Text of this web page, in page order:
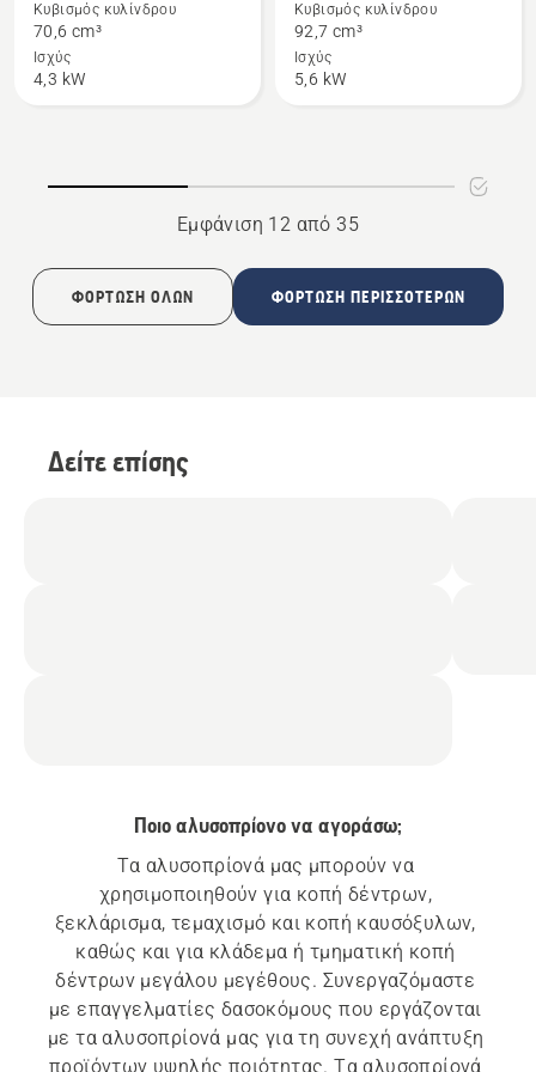
για
το
572 XP®
Κυβισμός κυλίνδρου
70,6 cm³
Ισχύς
4,3 kW
για
το
592 XP®
Κυβισμός κυλίνδρου
92,7 cm³
Ισχύς
5,6 kW
Εμφάνιση 12 από 35
ΦΌΡΤΩΣΗ ΌΛΩΝ ΦΌΡΤΩΣΗ ΠΕΡΙΣΣΌΤΕΡΩΝ
Δείτε επίσης
Ποιο αλυσοπρίονο να αγοράσω;
Τα αλυσοπρίονά μας μπορούν να
χρησιμοποιηθούν για κοπή δέντρων,
ξεκλάρισμα, τεμαχισμό και κοπή καυσόξυλων,
καθώς και για κλάδεμα ή τμηματική κοπή
δέντρων μεγάλου μεγέθους. Συνεργαζόμαστε
με επαγγελματίες δασοκόμους που εργάζονται
με τα αλυσοπρίονά μας για τη συνεχή ανάπτυξη
προϊόντων υψηλής ποιότητας. Τα αλυσοπρίονά